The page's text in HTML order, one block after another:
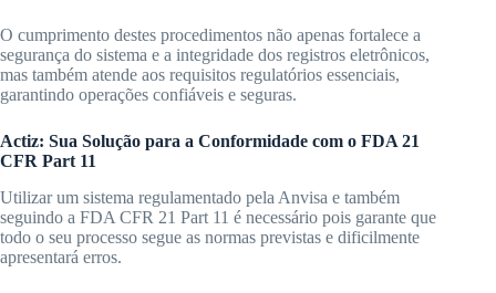
O cumprimento destes procedimentos não apenas fortalece a
segurança do sistema e a integridade dos registros eletrônicos,
mas também atende aos requisitos regulatórios essenciais,
garantindo operações confiáveis e seguras.
Actiz: Sua Solução para a Conformidade com o FDA 21
CFR Part 11
Utilizar um sistema regulamentado pela Anvisa e também
seguindo a FDA CFR 21 Part 11 é necessário pois garante que
todo o seu processo segue as normas previstas e dificilmente
apresentará erros.